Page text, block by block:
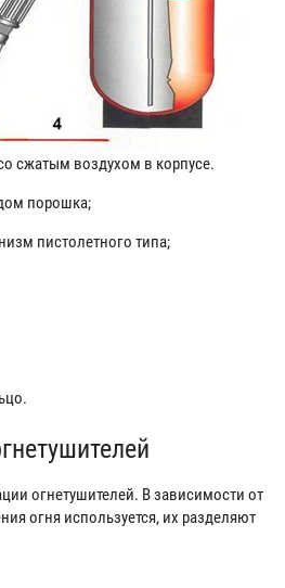
сжатым воздухом в корпусе.
порошка;
пистолетного типа;
огнетушителей. В зависимости от
огня используется, их разделяют